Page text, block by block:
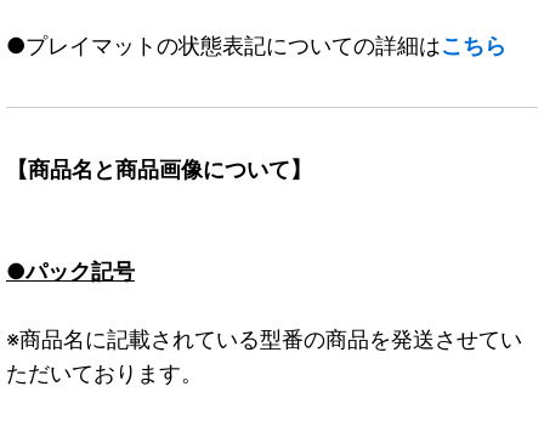
●プレイマットの状態表記についての詳細はこちら
【商品名と商品画像について】
●パック記号
※商品名に記載されている型番の商品を発送させてい
ただいております。